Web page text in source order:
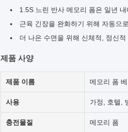
1.5S 느린 반사 메모리 폼은 일년
근육 긴장을 완화하기 위해 자동으
더 나은 수면을 위해 신체적, 정신적
제품 사양
제품 이름 메모리 폼 베
사용 가정, 호텔,
충전물질 메모리 폼